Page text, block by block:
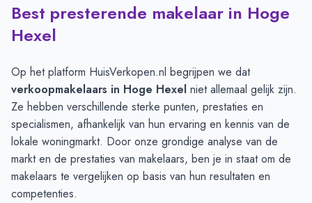
Verkoopprijzen in andere plaatsen per m2-Afgelopen 3
Plaats
Gemiddelde verkoopprijs
Wierden
Nijverdal
€ 4.018
Daarle
€ 3.547
Vriezenveen
€ 3.373
Almelo
€ 3.324
Hoge Hexel
Best presterende makelaar in Hoge
Hexel
Op het platform HuisVerkopen.nl begrijpen we dat
verkoopmakelaars in Hoge Hexel niet allemaal gelijk zijn.
Ze hebben verschillende sterke punten, prestaties en
specialismen, afhankelijk van hun ervaring en kennis van de
lokale woningmarkt. Door onze grondige analyse van de
markt en de prestaties van makelaars, ben je in staat om de
makelaars te vergelijken op basis van hun resultaten en
competenties.